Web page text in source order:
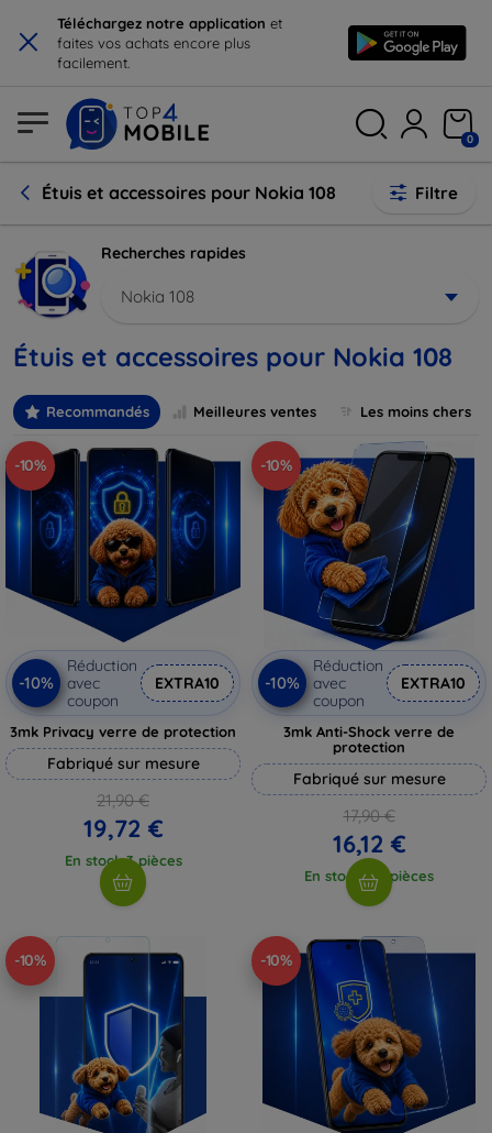
× Téléchargez notre application et
faites vos achats encore plus
facilement.
0
Étuis et accessoires pour Nokia 108 Filtre
Recherches rapides
Nokia 108
Étuis et accessoires pour Nokia 108
Recommandés Meilleures ventes Les moins chers
-10%
-10%
Réduction
avec
coupon
EXTRA10
3mk Privacy verre de protection
Fabriqué sur mesure
21,90 €
19,72 €
En stock 3 pièces
-10%
-10%
Réduction
avec
coupon
EXTRA10
3mk Anti-Shock verre de
protection
Fabriqué sur mesure
17,90 €
16,12 €
En stock > 5 pièces
-10% -10%